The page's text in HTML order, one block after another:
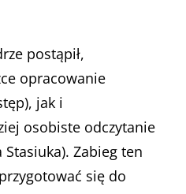
postąpił,
opracowanie
jak i
osobiste odczytanie
Zabieg ten
się do